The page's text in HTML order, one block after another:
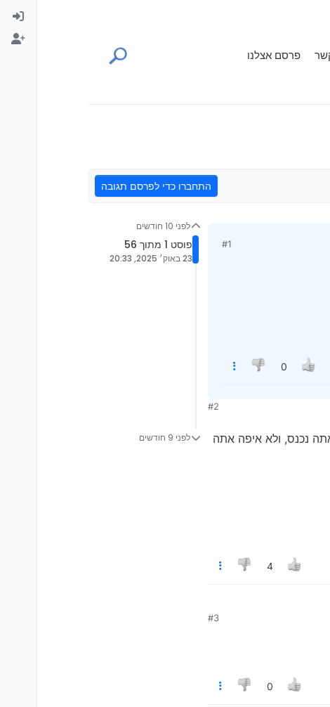
פרסם אצלנו
התחברו כדי לפרסם תגובה
#1
0
#2
נכנס, ולא איפה אתה
4
איפה אתה יוצא
#3
0
לפני 10 חודשים
פוסט 1 מתוך 56
23 באוק׳ 2025, 20:33
לפני 9 חודשים